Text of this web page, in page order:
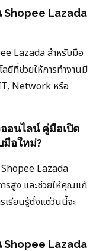
Shopee Lazada
Lazada สำหรับมือ
ยีที่ช่วยให้การทำงานมี
Network หรือ
อนไลน์ คู่มือเปิด
มือใหม่?
Shopee Lazada
รสูง และช่วยให้คุณแก้
เรียนรู้ตั้งแต่วันนี้จะ
Shopee Lazada